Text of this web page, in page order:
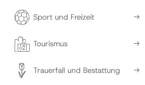
Sport und Freizeit
Tourismus
Trauerfall und Bestattung